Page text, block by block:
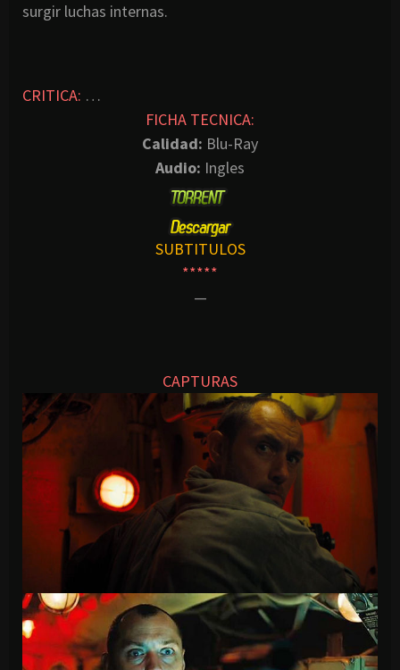
surgir luchas internas.
CRITICA: …
FICHA TECNICA:
Calidad: Blu-Ray
Audio: Ingles
SUBTITULOS
*****
—
CAPTURAS